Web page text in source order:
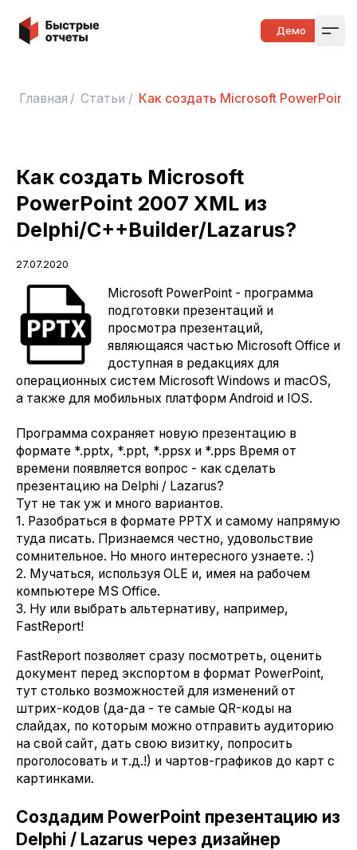
Быстрые отчеты Демо
Главная / Статьи / Как создать Microsoft PowerPoint
Как создать Microsoft
PowerPoint 2007 XML из
Delphi/C++Builder/Lazarus?
27.07.2020
Microsoft PowerPoint - программа
подготовки презентаций и
просмотра презентаций,
являющаяся частью Microsoft Office и
доступная в редакциях для
операционных систем Microsoft Windows и macOS,
а также для мобильных платформ Android и IOS.
Программа сохраняет новую презентацию в
формате *.pptx, *.ppt, *.ppsx и *.pps Время от
времени появляется вопрос - как сделать
презентацию на Delphi / Lazarus?
Тут не так уж и много вариантов.
1. Разобраться в формате PPTX и самому напрямую
туда писать. Признаемся честно, удовольствие
сомнительное. Но много интересного узнаете. :)
2. Мучаться, используя OLE и, имея на рабочем
компьютере MS Office.
3. Ну или выбрать альтернативу, например,
FastReport!
FastReport позволяет сразу посмотреть, оценить
документ перед экспортом в формат PowerPoint,
тут столько возможностей для изменений от
штрих-кодов (да-да - те самые QR-коды на
слайдах, по которым можно отправить аудиторию
на свой сайт, дать свою визитку, попросить
проголосовать и т.д.!) и чартов-графиков до карт с
картинками.
Создадим PowerPoint презентацию из
Delphi / Lazarus через дизайнер